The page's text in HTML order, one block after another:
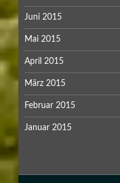
Juni 2015
Mai 2015
April 2015
März 2015
Februar 2015
Januar 2015